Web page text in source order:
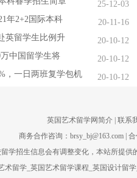
25-12-03
年2+2国际本科
20-11-16
英留学生比例升
20-10-12
中国留学生将
20-10-12
，一日两班复学包机
20-10-12
英国艺术留学网简介 | 联系
商务合作咨询：brsy_bj@163.com |
学招生信息会有调整变化，本站所提供
留学_英国艺术留学课程_英国设计留